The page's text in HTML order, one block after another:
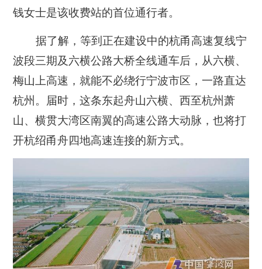
钱女士是该收费站的首位通行者。
据了解，等到正在建设中的杭甬高速复线宁
波段三期及六横公路大桥全线通车后，从六横、
梅山上高速，就能不必绕行宁波市区，一路直达
杭州。届时，这条东起舟山六横、西至杭州萧
山、横贯大湾区南翼的高速公路大动脉，也将打
开杭绍甬舟四地高速连接的新方式。